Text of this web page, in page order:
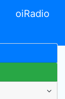
oiRadio